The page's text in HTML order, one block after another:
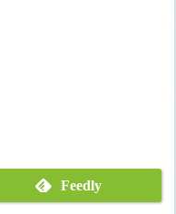
Feedly